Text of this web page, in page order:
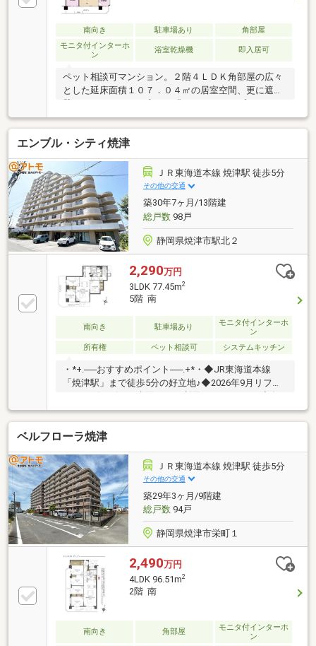
南向き 駐車場あり
角部屋
モニタ付インターホ
ン
浴室乾燥機 即入居可
ペット相談可マンション。２階４ＬＤＫ角部屋の広々
とした延床面積１０７．０４㎡の居室空間、更に遮る
壁がなくスペースが広々と感じられるオープンキッチ
ン仕様なので、家族やお客さんとおしゃべりしながら
料理できます。また受け取りに心配なしの宅配ＢＯＸ
付で、その上閑静な住宅街立地の物件だから、オンオ
フのメリハリがつきます。家族の物語が生まれる４Ｌ
ＤＫ。是非見学にお越しください。
エンブル・シティ焼津
ＪＲ東海道本線 焼津駅 徒歩5分
その他の交通
築30年7ヶ月/13階建
総戸数98戸
静岡県焼津市駅北２
2,290万円
3LDK 77.45m2
5階 南
南向き 駐車場あり
モニタ付インターホ
ン
所有権
ペット相談可 システムキッチン
・*+.──おすすめポイント──.+*・◆JR東海道本線
「焼津駅」まで徒歩5分の好立地♪◆2026年9月リフォ
居室に収納があるので部屋の中をすっきり見せること
ができます！◆南向きのバルコニーは日当たり良好で
布団もフカフカに♪☆こちらの物件は本日ご案内可能
です☆来店、現地集合、送迎サービスOKです！ご購入
時の住宅ローン相談も無料で承ります♪物件が気にな
ったらまずはお気に入り追加！お好きなタイミングで
【054-265-3254】へお問い合わせください！資料請求
フォームからは24時間受付中☆
ベルフローラ焼津
ＪＲ東海道本線 焼津駅 徒歩5分
その他の交通
築29年3ヶ月/9階建
総戸数94戸
静岡県焼津市栄町１
2,490万円
4LDK 96.51m2
2階 南
南向き 角部屋
モニタ付インターホ
ン